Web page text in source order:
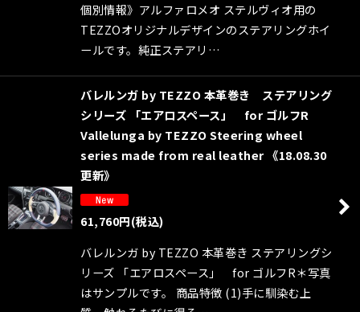
個別情報》アルファロメオ ステルヴィオ用の
TEZZOオリジナルデザインのステアリングホイ
ールです。純正ステアリ…
バレルンガ by TEZZO 本革巻き ステアリング
シリーズ 「エアロスペース」 for ゴルフR
Vallelunga by TEZZO Steering wheel
series made from real leather 《18.08.30
更新》
61,760円(税込)
バレルンガ by TEZZO 本革巻き ステアリングシ
リーズ 「エアロスペース」 for ゴルフR＊写真
はサンプルです。 商品特徴 (1)手に馴染む上